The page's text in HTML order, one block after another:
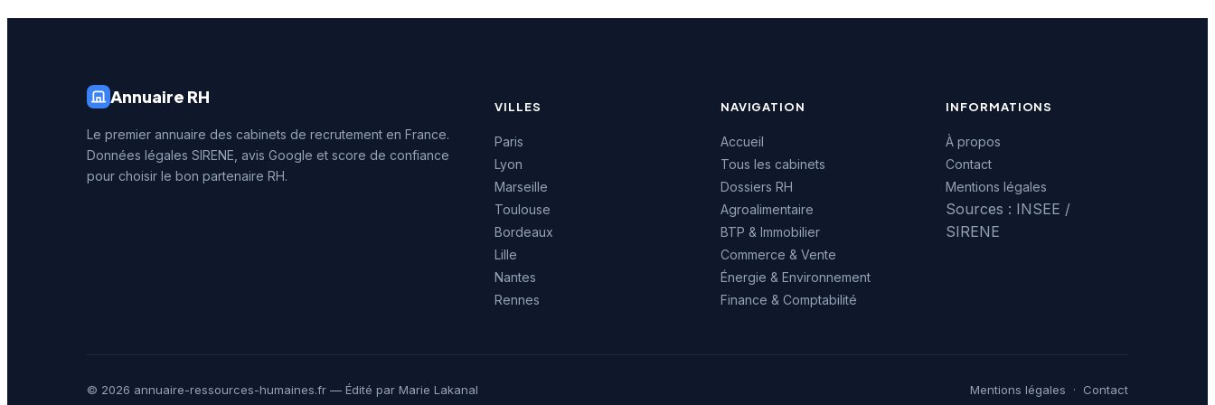
satisfaction des clients
Annuaire RH
Le premier annuaire des cabinets de recrutement en France.
Données légales SIRENE, avis Google et score de confiance
pour choisir le bon partenaire RH.
VILLES
Paris
Lyon
Marseille
Toulouse
Bordeaux
Lille
Nantes
Rennes
NAVIGATION
Accueil
Tous les cabinets
Dossiers RH
Agroalimentaire
BTP & Immobilier
Commerce & Vente
Énergie & Environnement
Finance & Comptabilité
INFORMATIONS
À propos
Contact
Mentions légales
Sources : INSEE /
SIRENE
© 2026 annuaire-ressources-humaines.fr — Édité par Marie Lakanal Mentions légales · Contact